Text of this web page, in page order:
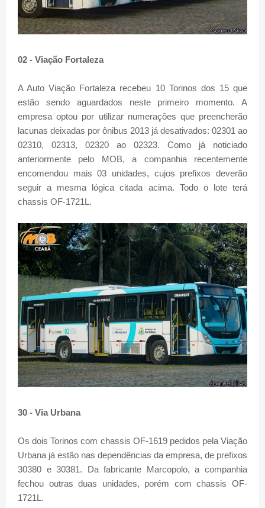
02 - Viação Fortaleza
A Auto Viação Fortaleza recebeu 10 Torinos dos 15 que
estão sendo aguardados neste primeiro momento. A
empresa optou por utilizar numerações que preencherão
lacunas deixadas por ônibus 2013 já desativados: 02301 ao
02310, 02313, 02320 ao 02323. Como já noticiado
anteriormente pelo MOB, a companhia recentemente
encomendou mais 03 unidades, cujos prefixos deverão
seguir a mesma lógica citada acima. Todo o lote terá
chassis OF-1721L.
30 - Via Urbana
Os dois Torinos com chassis OF-1619 pedidos pela Viação
Urbana já estão nas dependências da empresa, de prefixos
30380 e 30381. Da fabricante Marcopolo, a companhia
fechou outras duas unidades, porém com chassis OF-
1721L.